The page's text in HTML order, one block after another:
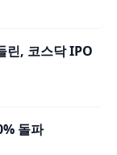
린, 코스닥 IPO
돌파